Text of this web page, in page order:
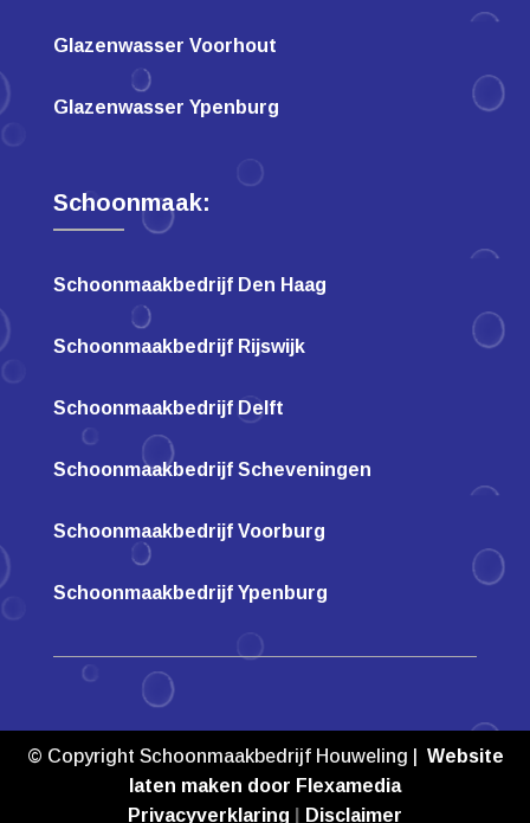
Glazenwasser Voorhout
Glazenwasser Ypenburg
Schoonmaak:
Schoonmaakbedrijf Den Haag
Schoonmaakbedrijf Rijswijk
Schoonmaakbedrijf Delft
Schoonmaakbedrijf Scheveningen
Schoonmaakbedrijf Voorburg
Schoonmaakbedrijf Ypenburg
© Copyright Schoonmaakbedrijf Houweling | Website
laten maken door Flexamedia
Privacyverklaring
Disclaimer